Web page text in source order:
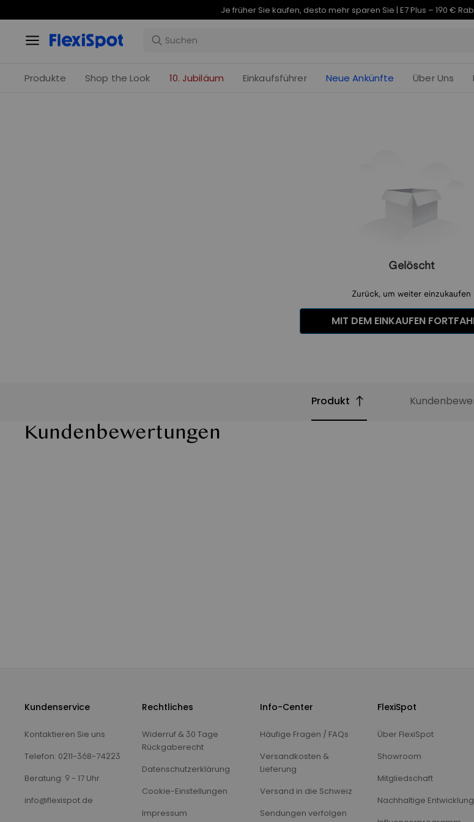
Produkte Shop the Look 10. Jubiläum Einkaufsführer Neue Ankünfte Über Uns
Gelöscht
Zurück, um weiter einzukaufen
MIT DEM EINKAUFEN
Produkt
Kundenbewertungen
Kundenservice
Kontaktieren Sie uns
Telefon: 0211-368-74223
Beratung: 9 - 17 Uhr
info@flexispot.de
Rechtliches
Widerruf & 30 Tage
Rückgaberecht
Datenschutzerklärung
Cookie-Einstellungen
Impressum
Info-Center
Häufige Fragen / FAQs
Versandkosten &
Lieferung
Versand in die Schweiz
Sendungen verfolgen
FlexiSpot
Über FlexiSpot
Showroom
Mitgliedschaft
Nachhaltige Entwicklung